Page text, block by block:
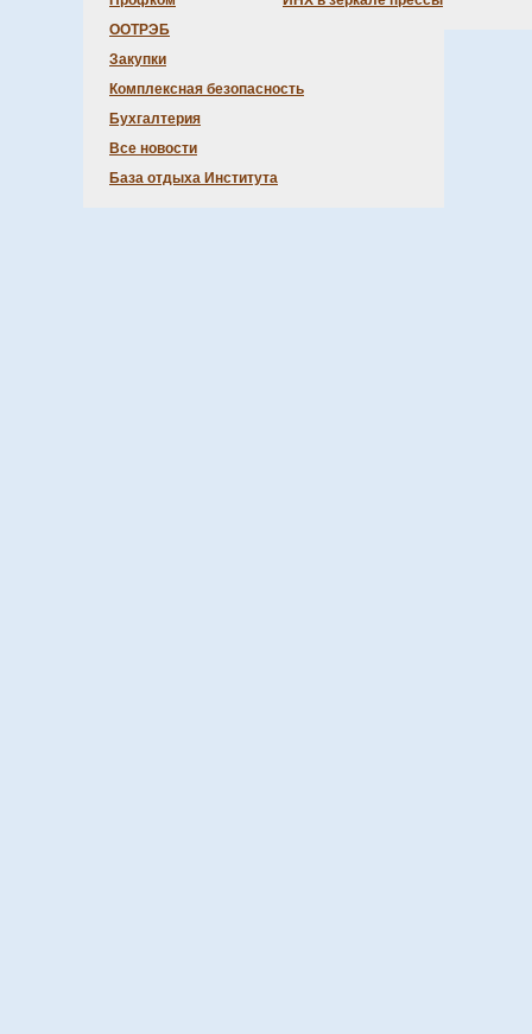
ООТРЭБ
Закупки
Комплексная безопасность
Бухгалтерия
Все новости
База отдыха Института